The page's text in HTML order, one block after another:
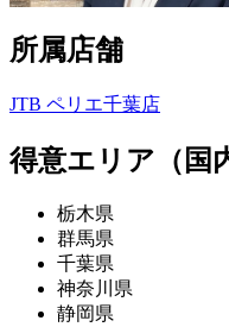
所属店舗
JTB ペリエ千葉店
得意エリア（国
栃木県
群馬県
千葉県
神奈川県
静岡県